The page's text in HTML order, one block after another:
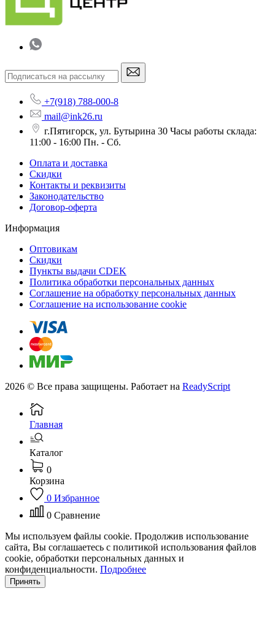
+7(918) 788-000-8
mail@ink26.ru
г.Пятигорск, ул. Бутырина 30 Часы работы склада:
11:00 - 16:00 Пн. - Сб.
Оплата и доставка
Скидки
Контакты и реквизиты
Законодательство
Договор-оферта
Информация
Оптовикам
Скидки
Пункты выдачи CDEK
Политика обработки персональных данных
Соглашение на обработку персональных данных
Соглашение на использование cookie
2026 © Все права защищены. Работает на ReadyScript
Главная
Каталог
0
Корзина
0 Избранное
0 Сравнение
Мы используем файлы cookie. Продолжив использование
сайта, Вы соглашаетесь с политикой использования файлов
cookie, обработки персональных данных и
конфиденциальности. Подробнее
Принять